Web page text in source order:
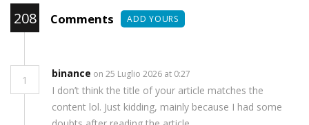
208 Comments ADD YOURS
1
binance on 25 Luglio 2026 at 0:27
I don’t think the title of your article matches the
content lol. Just kidding, mainly because I had some